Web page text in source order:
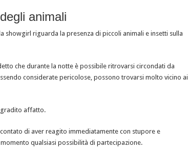
animali
riguarda la presenza di piccoli animali e insetti sulla
che durante la notte è possibile ritrovarsi circondati da
considerate pericolose, possono trovarsi molto vicino ai
gradito affatto.
di aver reagito immediatamente con stupore e
qualsiasi possibilità di partecipazione.